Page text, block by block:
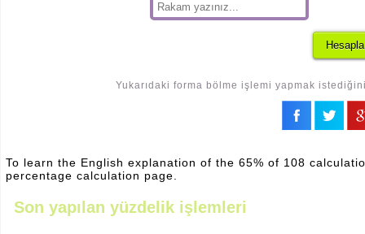
Yukarıdaki forma bölme işlemi yapmak
To learn the English explanation of the 65% of 108
percentage calculation page.
Son yapılan yüzdelik işlemleri